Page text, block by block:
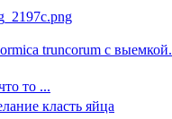
truncorum с выемкой.
то ...
класть яйца